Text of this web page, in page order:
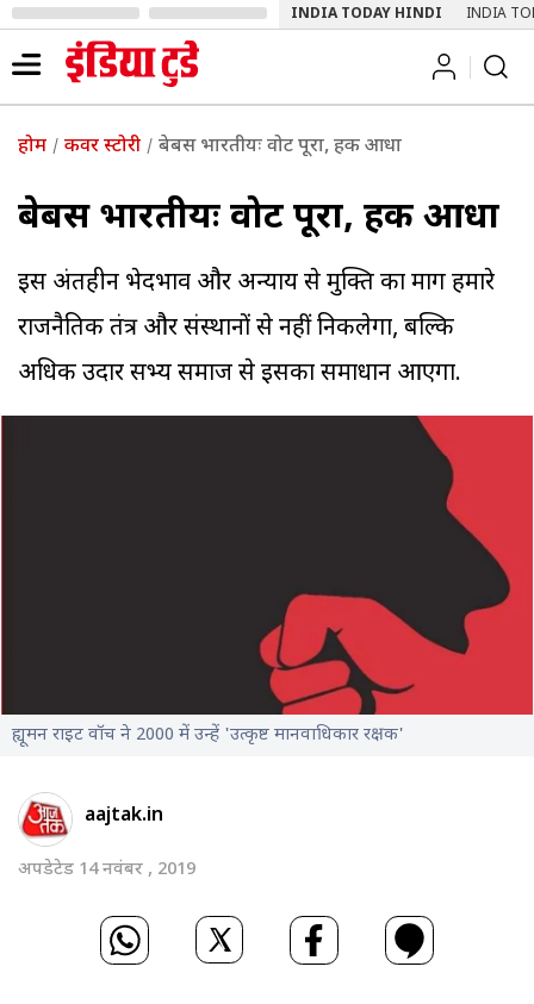
INDIA TODAY HINDI INDIA
होम कवर स्टोरी बेबस भारतीयः वोट पूरा, हक आधा
बेबस भारतीयः वोट पूरा, हक आधा
इस अंतहीन भेदभाव और अन्याय से मुक्ति का मार्ग हमारे
राजनैतिक तंत्र और संस्थानों से नहीं निकलेगा, बल्कि
अधिक उदार सभ्य समाज से इसका समाधान आएगा.
ह्यूमन राइट वॉच ने 2000 में उन्हें 'उत्कृष्ट मानवाधिकार रक्षक'
aajtak.in
अपडेटेड 14 नवंबर , 2019